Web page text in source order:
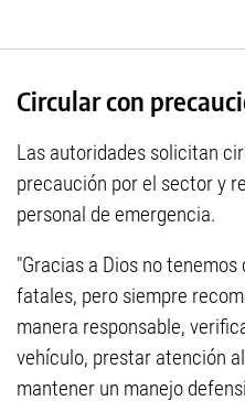
Circular con
Las autoridades solicitan
precaución por el sector y
personal de emergencia.
"Gracias a Dios no
fatales, pero siempre
manera responsable,
vehículo, prestar atención
mantener un manejo